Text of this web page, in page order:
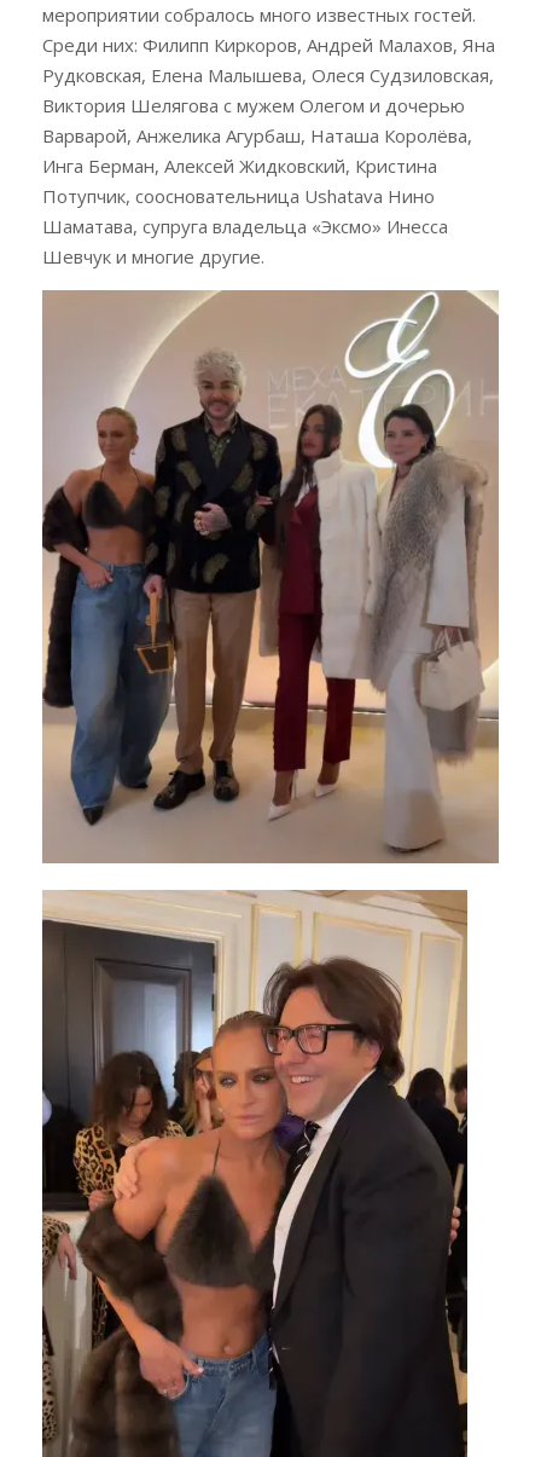
мероприятии собралось много известных гостей.
Среди них: Филипп Киркоров, Андрей Малахов, Яна
Рудковская, Елена Малышева, Олеся Судзиловская,
Виктория Шелягова с мужем Олегом и дочерью
Варварой, Анжелика Агурбаш, Наташа Королёва,
Инга Берман, Алексей Жидковский, Кристина
Потупчик, соосновательница Ushatava Нино
Шаматава, супруга владельца «Эксмо» Инесса
Шевчук и многие другие.